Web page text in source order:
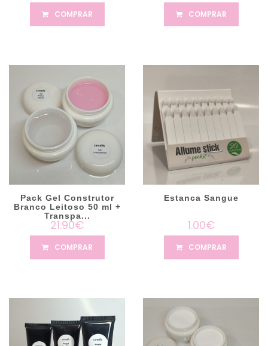
COMPRAR COMPRAR
Pack Gel Construtor
Branco Leitoso 50 ml +
Transpa...
21.90€
COMPRAR
Estanca Sangue
1.00€
COMPRAR